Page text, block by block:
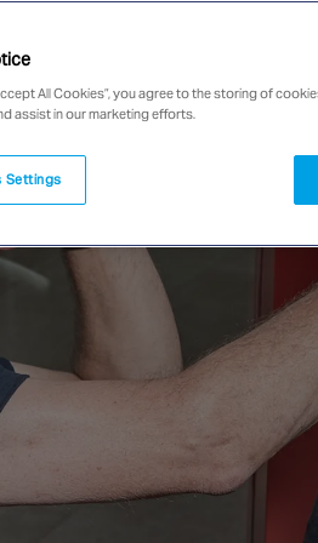
All Cookies”, you agree to the storing of
assist in our marketing efforts.
Settings